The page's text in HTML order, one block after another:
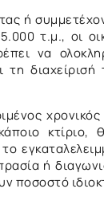
ή
τ.μ., οι
να
τη
κτίριο,
ή
ποσοστό